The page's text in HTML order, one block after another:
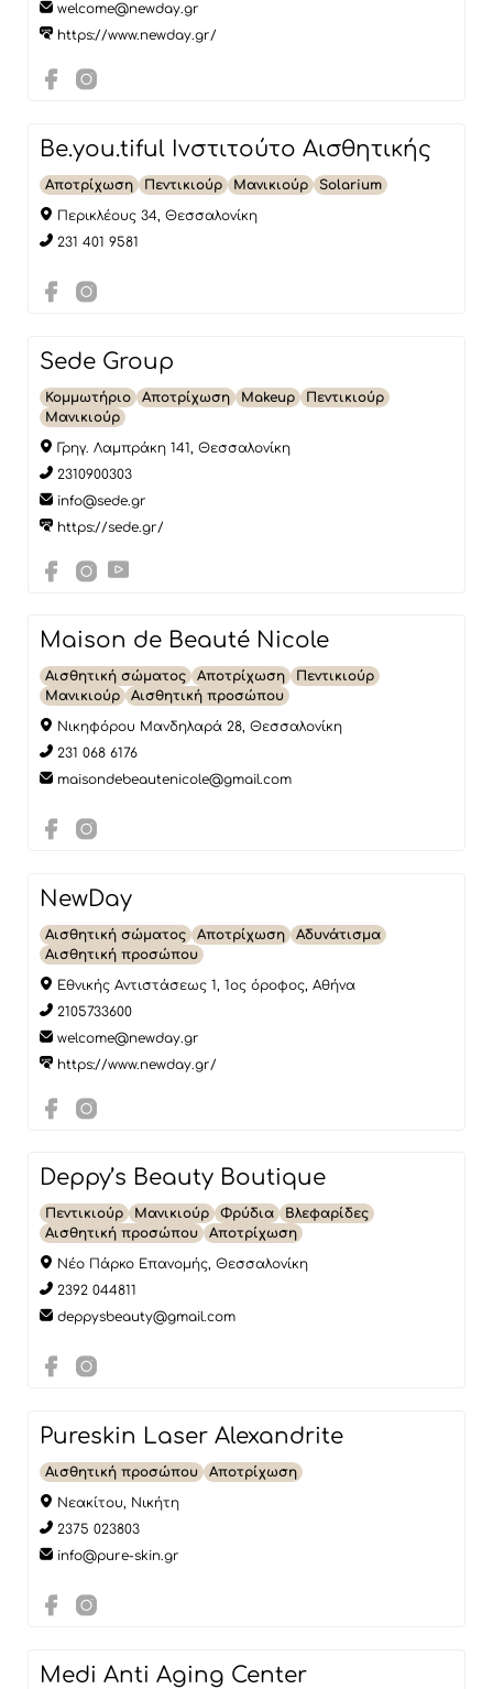
welcome@newday.gr
https://www.newday.gr/
Be.you.tiful Ινστιτούτο Αισθητικής
Αποτρίχωση Πεντικιούρ Μανικιούρ
Solarium
Περικλέους 34, Θεσσαλονίκη
231 401 9581
Sede Group
Κομμωτήριο Αποτρίχωση Makeup
Πεντικιούρ
Μανικιούρ
Γρηγ. Λαμπράκη 141, Θεσσαλονίκη
2310900303
info@sede.gr
https://sede.gr/
Maison de Beauté Nicole
Αισθητική σώματος Αποτρίχωση
Πεντικιούρ
Μανικιούρ
Αισθητική προσώπου
Νικηφόρου Μανδηλαρά 28, Θεσσαλονίκη
231 068 6176
maisondebeautenicole@gmail.com
NewDay
Αισθητική σώματος Αποτρίχωση
Αδυνάτισμα
Αισθητική προσώπου
Εθνικής Αντιστάσεως 1, 1ος όροφος, Αθήνα
2105733600
welcome@newday.gr
https://www.newday.gr/
Deppy’s Beauty Boutique
Πεντικιούρ Μανικιούρ Φρύδια
Βλεφαρίδες
Αισθητική προσώπου
Αποτρίχωση
Νέο Πάρκο Επανομής, Θεσσαλονίκη
2392 044811
deppysbeauty@gmail.com
Pureskin Laser Alexandrite
Αισθητική προσώπου
Αποτρίχωση
Νεακίτου, Νικήτη
2375 023803
info@pure-skin.gr
Medi Anti Aging Center